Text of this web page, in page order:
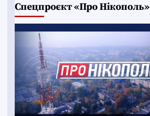
Cпецпроєкт «Про Нікополь»